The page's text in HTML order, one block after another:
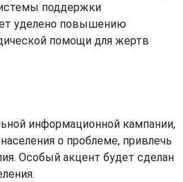
поддержки
уделено повышению
помощи для жертв
информационной кампании,
о проблеме, привлечь
Особый акцент будет сделан